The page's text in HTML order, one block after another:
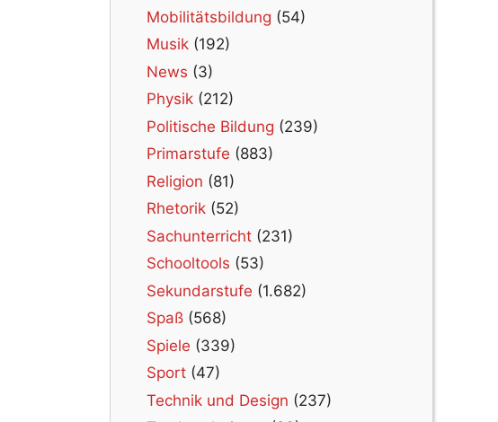
Mobilitätsbildung (54)
Musik (192)
News (3)
Physik (212)
Politische Bildung (239)
Primarstufe (883)
Religion (81)
Rhetorik (52)
Sachunterricht (231)
Schooltools (53)
Sekundarstufe (1.682)
Spaß (568)
Spiele (339)
Sport (47)
Technik und Design (237)